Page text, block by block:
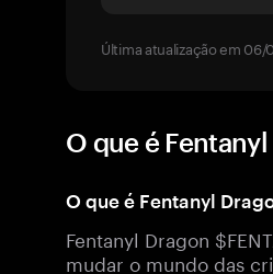
Última atualização em
O que é
O que é Fentanyl
Fentanyl Dragon
mudar o mundo das